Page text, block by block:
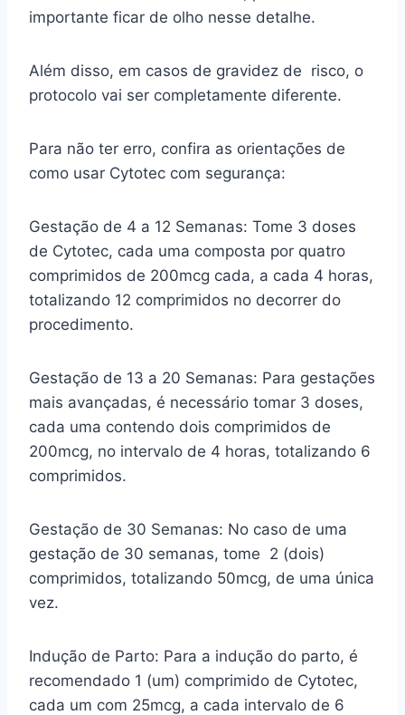
importante ficar de olho nesse detalhe.
Além disso, em casos de gravidez de risco, o
protocolo vai ser completamente diferente.
Para não ter erro, confira as orientações de
como usar Cytotec com segurança:
Gestação de 4 a 12 Semanas: Tome 3 doses
de Cytotec, cada uma composta por quatro
comprimidos de 200mcg cada, a cada 4 horas,
totalizando 12 comprimidos no decorrer do
procedimento.
Gestação de 13 a 20 Semanas: Para gestações
mais avançadas, é necessário tomar 3 doses,
cada uma contendo dois comprimidos de
200mcg, no intervalo de 4 horas, totalizando 6
comprimidos.
Gestação de 30 Semanas: No caso de uma
gestação de 30 semanas, tome 2 (dois)
comprimidos, totalizando 50mcg, de uma única
vez.
Indução de Parto: Para a indução do parto, é
recomendado 1 (um) comprimido de Cytotec,
cada um com 25mcg, a cada intervalo de 6